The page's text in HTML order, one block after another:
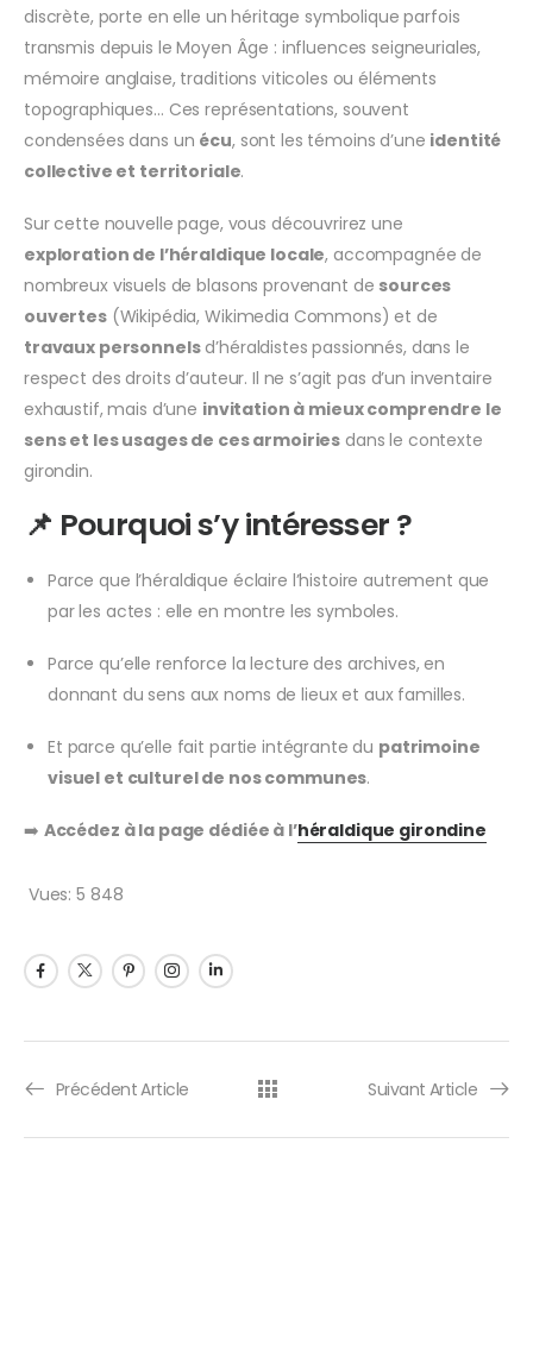
discrète, porte en elle un héritage symbolique parfois
transmis depuis le Moyen Âge : influences seigneuriales,
mémoire anglaise, traditions viticoles ou éléments
topographiques… Ces représentations, souvent
condensées dans un écu, sont les témoins d’une identité
collective et territoriale.
Sur cette nouvelle page, vous découvrirez une
exploration de l’héraldique locale, accompagnée de
nombreux visuels de blasons provenant de sources
ouvertes(Wikipédia, Wikimedia Commons) et de
travaux personnelsd’héraldistes passionnés, dans le
respect des droits d’auteur. Il ne s’agit pas d’un inventaire
exhaustif, mais d’une invitation à mieux comprendre le
sens et les usages de ces armoiries dans le contexte
girondin.
📌 Pourquoi s’y intéresser ?
Parce que l’héraldique éclaire l’histoire autrement que
par les actes : elle en montre les symboles.
Parce qu’elle renforce la lecture des archives, en
donnant du sens aux noms de lieux et aux familles.
Et parce qu’elle fait partie intégrante du patrimoine
visuel et culturel de nos communes.
➡️ Accédez à la page dédiée à l’héraldique girondine
Vues: 5 848
Précédent Article Suivant Article